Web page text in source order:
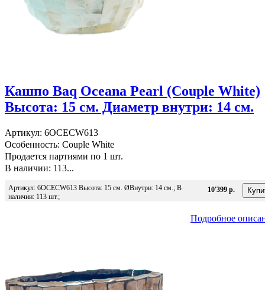
Кашпо Baq Oceana Pearl (Couple White)
Высота: 15 см. Диаметр внутри: 14 см.
Артикул: 6OCECW613
Особенность: Couple White
Продается партиями по 1 шт.
В наличии: 113...
Артикул: 6OCECW613 Высота: 15 см. ØВнутри: 14 см.; В
наличии: 113 шт.;
10'399 р.
Подробное